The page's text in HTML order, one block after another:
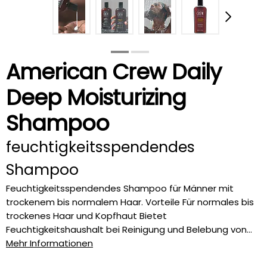
American Crew Daily
Deep Moisturizing
Shampoo
feuchtigkeitsspendendes
Shampoo
Feuchtigkeitsspendendes Shampoo für Männer mit
trockenem bis normalem Haar. Vorteile Für normales bis
trockenes Haar und Kopfhaut Bietet
Feuchtigkeitshaushalt bei Reinigung und Belebung von...
Mehr Informationen